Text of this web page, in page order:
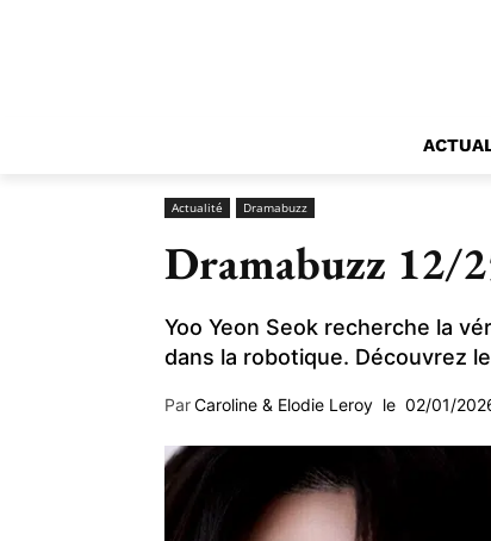
Actualité Dramabuzz
Dramabuzz 12/
Yoo Yeon Seok recherche la
dans la robotique. Découvrez
ParCaroline & Elodie Leroy le 02/01/